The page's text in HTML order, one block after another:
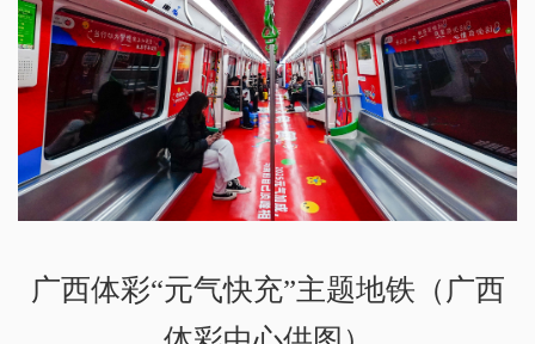
广西体彩“元气快充”主题地铁（广西